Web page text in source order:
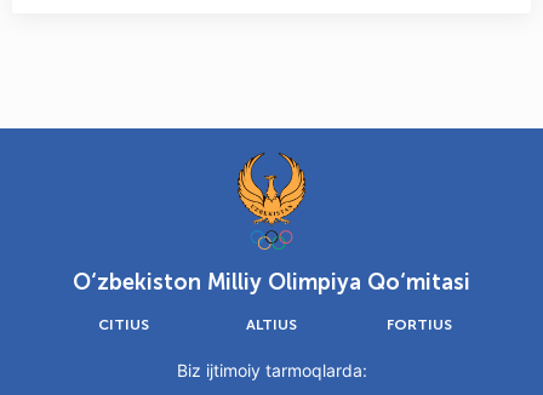
O‘zbekiston Milliy Olimpiya Qo‘mitasi
CITIUS ALTIUS FORTIUS
Biz ijtimoiy tarmoqlarda: